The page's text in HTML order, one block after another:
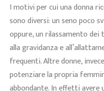
I motivi per cui una donna
sono diversi: un seno poco
oppure, un rilassamento
alla gravidanza e
frequenti. Altre donne,
potenziare la propria
abbondante. In effetti avere